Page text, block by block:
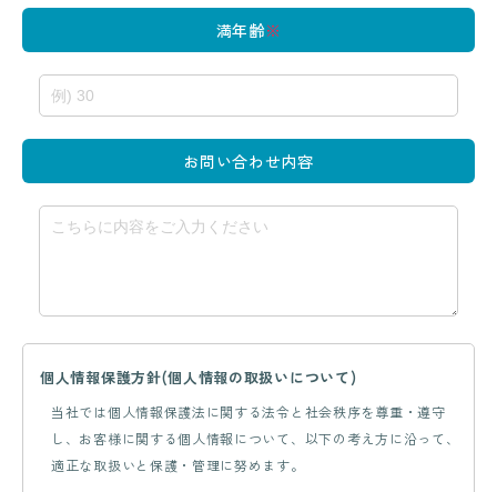
満年齢※
お問い合わせ内容
個人情報保護方針(個人情報の取扱いについて)
当社では個人情報保護法に関する法令と社会秩序を尊重・遵守
し、お客様に関する個人情報について、以下の考え方に沿って、
適正な取扱いと保護・管理に努めます。